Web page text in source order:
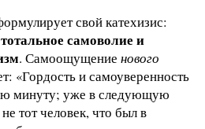
свой катехизис:
самоволие и
. Самоощущение нового
«Гордость и самоуверенность
минуту; уже в следующую
тот человек, что был в